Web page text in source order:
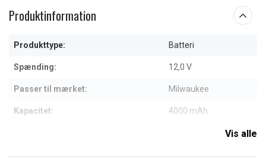
Produktinformation
Produkttype: Batteri
Spænding: 12,0 V
Passer til mærket: Milwaukee
Kapacitet: 4000 mAh
Vis alle